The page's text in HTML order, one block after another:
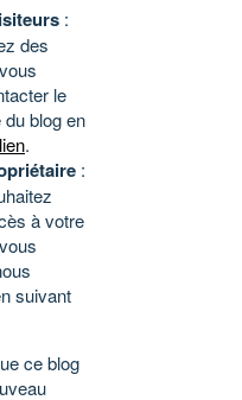
:
des
le
blog en
.
:
à votre
suivant
ce blog